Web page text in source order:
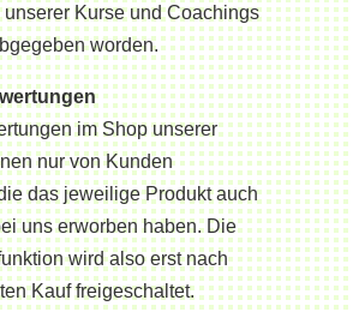
unserer Kurse und Coachings
worden.
im Shop unserer
nur von Kunden
das jeweilige Produkt auch
uns erworben haben. Die
wird also erst nach
Kauf freigeschaltet.